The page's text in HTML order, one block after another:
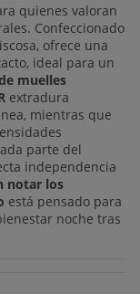
quienes valoran
Confeccionado
ofrece una
ideal para un
muelles
extradura
mientras que
parte del
independencia
notar los
está pensado para
noche tras